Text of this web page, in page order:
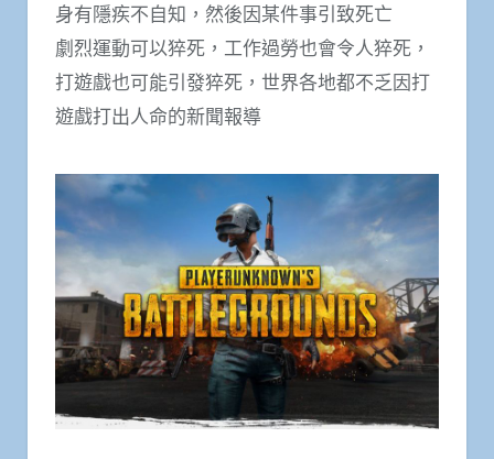
身有隱疾不自知，然後因某件事引致死亡
劇烈運動可以猝死，工作過勞也會令人猝死，
打遊戲也可能引發猝死，世界各地都不乏因打
遊戲打出人命的新聞報導